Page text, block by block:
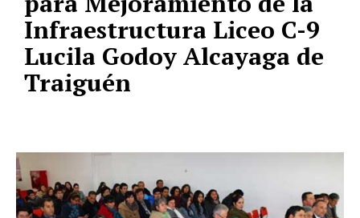
Infraestructura Liceo C-9
Lucila Godoy Alcayaga de
Traiguén